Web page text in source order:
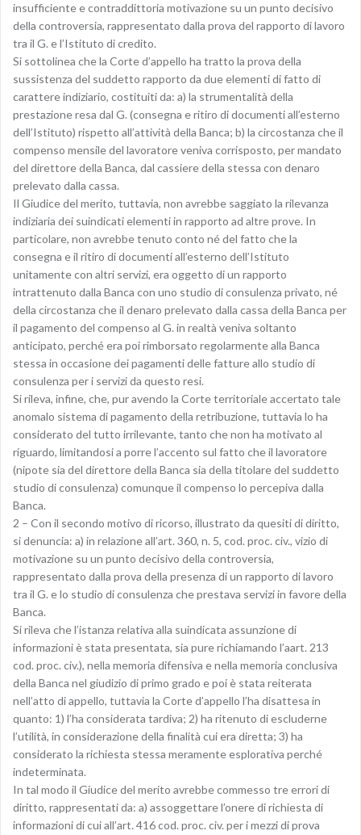
insufficiente e contraddittoria motivazione su un punto decisivo
della controversia, rappresentato dalla prova del rapporto di lavoro
tra il G. e l’Istituto di credito.
Si sottolinea che la Corte d’appello ha tratto la prova della
sussistenza del suddetto rapporto da due elementi di fatto di
carattere indiziario, costituiti da: a) la strumentalità della
prestazione resa dal G. (consegna e ritiro di documenti all’esterno
dell’Istituto) rispetto all’attività della Banca; b) la circostanza che il
compenso mensile del lavoratore veniva corrisposto, per mandato
del direttore della Banca, dal cassiere della stessa con denaro
prelevato dalla cassa.
Il Giudice del merito, tuttavia, non avrebbe saggiato la rilevanza
indiziaria dei suindicati elementi in rapporto ad altre prove. In
particolare, non avrebbe tenuto conto né del fatto che la
consegna e il ritiro di documenti all’esterno dell’Istituto
unitamente con altri servizi, era oggetto di un rapporto
intrattenuto dalla Banca con uno studio di consulenza privato, né
della circostanza che il denaro prelevato dalla cassa della Banca per
il pagamento del compenso al G. in realtà veniva soltanto
anticipato, perché era poi rimborsato regolarmente alla Banca
stessa in occasione dei pagamenti delle fatture allo studio di
consulenza per i servizi da questo resi.
Si rileva, infine, che, pur avendo la Corte territoriale accertato tale
anomalo sistema di pagamento della retribuzione, tuttavia lo ha
considerato del tutto irrilevante, tanto che non ha motivato al
riguardo, limitandosi a porre l’accento sul fatto che il lavoratore
(nipote sia del direttore della Banca sia della titolare del suddetto
studio di consulenza) comunque il compenso lo percepiva dalla
Banca.
2 – Con il secondo motivo di ricorso, illustrato da quesiti di diritto,
si denuncia: a) in relazione all’art. 360, n. 5, cod. proc. civ., vizio di
motivazione su un punto decisivo della controversia,
rappresentato dalla prova della presenza di un rapporto di lavoro
tra il G. e lo studio di consulenza che prestava servizi in favore della
Banca.
Si rileva che l’istanza relativa alla suindicata assunzione di
informazioni è stata presentata, sia pure richiamando l’aart. 213
cod. proc. civ.), nella memoria difensiva e nella memoria conclusiva
della Banca nel giudizio di primo grado e poi è stata reiterata
nell’atto di appello, tuttavia la Corte d’appello l’ha disattesa in
quanto: 1) l’ha considerata tardiva; 2) ha ritenuto di escluderne
l’utilità, in considerazione della finalità cui era diretta; 3) ha
considerato la richiesta stessa meramente esplorativa perché
indeterminata.
In tal modo il Giudice del merito avrebbe commesso tre errori di
diritto, rappresentati da: a) assoggettare l’onere di richiesta di
informazioni di cui all’art. 416 cod. proc. civ. per i mezzi di prova